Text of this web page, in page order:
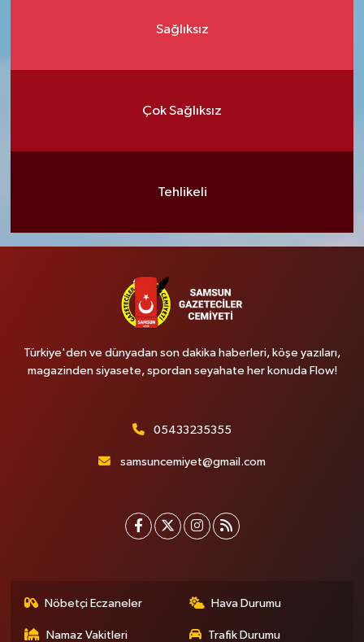
Sağlıksız
Çok Sağlıksız
Tehlikeli
Türkiye'den ve dünyadan son dakika haberleri, köşe yazıları,
magazinden siyasete, spordan seyahate her konuda Flow!
05433235355
samsuncemiyet@gmail.com
Nöbetçi Eczaneler Hava Durumu
Namaz Vakitleri Trafik Durumu